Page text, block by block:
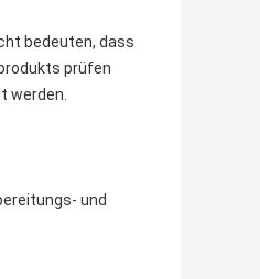
bedeuten, dass
prüfen
werden.
und